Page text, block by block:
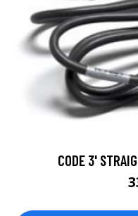
CODE 3'